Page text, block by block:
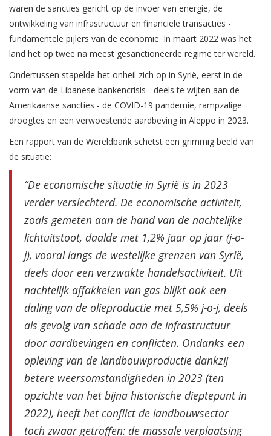
waren de sancties gericht op de invoer van energie, de
ontwikkeling van infrastructuur en financiële transacties -
fundamentele pijlers van de economie. In maart 2022 was het
land het op twee na meest gesanctioneerde regime ter wereld.
Ondertussen stapelde het onheil zich op in Syrië, eerst in de
vorm van de Libanese bankencrisis - deels te wijten aan de
Amerikaanse sancties - de COVID-19 pandemie, rampzalige
droogtes en een verwoestende aardbeving in Aleppo in 2023.
Een rapport van de Wereldbank schetst een grimmig beeld van
de situatie:
“De economische situatie in Syrië is in 2023
verder verslechterd. De economische activiteit,
zoals gemeten aan de hand van de nachtelijke
lichtuitstoot, daalde met 1,2% jaar op jaar (j-o-
j), vooral langs de westelijke grenzen van Syrië,
deels door een verzwakte handelsactiviteit. Uit
nachtelijk affakkelen van gas blijkt ook een
daling van de olieproductie met 5,5% j-o-j, deels
als gevolg van schade aan de infrastructuur
door aardbevingen en conflicten. Ondanks een
opleving van de landbouwproductie dankzij
betere weersomstandigheden in 2023 (ten
opzichte van het bijna historische dieptepunt in
2022), heeft het conflict de landbouwsector
toch zwaar getroffen: de massale verplaatsing